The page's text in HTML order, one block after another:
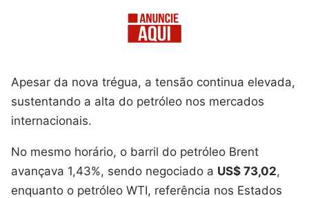
Apesar da nova trégua, a tensão continua elevada,
sustentando a alta do petróleo nos mercados
internacionais.
No mesmo horário, o barril do petróleo Brent
avançava 1,43%, sendo negociado a US$ 73,02,
enquanto o petróleo WTI, referência nos Estados